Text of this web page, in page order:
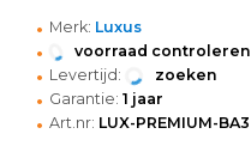
• Merk: Luxus
• voorraad controleren
• Levertijd: zoeken
• Garantie: 1 jaar
• Art.nr: LUX-PREMIUM-BA3